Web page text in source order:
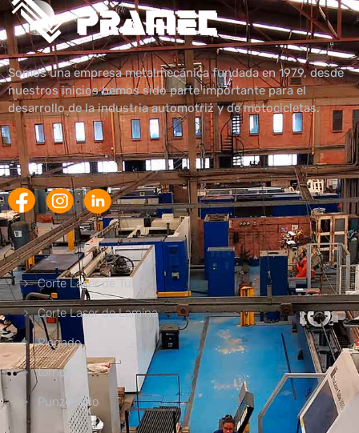
Somos una empresa metalmecánica fundada en 1979, desde
nuestros inicios hemos sido parte importante para el
desarrollo de la industria automotriz y de motocicletas.
Corte Laser de Tubo
Corte Laser de Lamina
Plegado
tornos
Punzonado